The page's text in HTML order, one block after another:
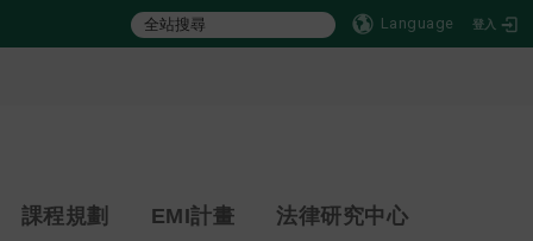
Language 登入
課程規劃 EMI計畫 法律研究中心